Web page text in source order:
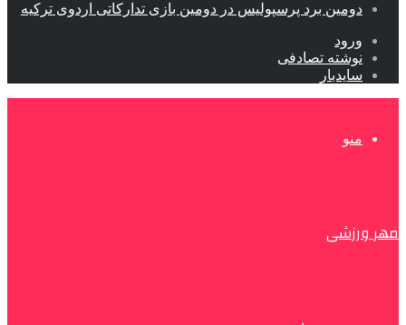
دومین برد پرسپولیس در دومین بازی تدارکاتی اردوی ترکیه
ورود
نوشته تصادفی
سایدبار
منو
مهر ورزشی